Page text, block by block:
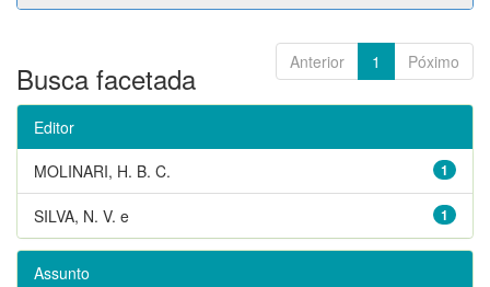
Anterior 1 Póximo
Busca facetada
Editor
1
MOLINARI, H. B. C.
1
SILVA, N. V. e
Assunto